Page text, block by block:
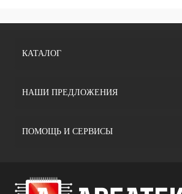
КАТАЛОГ
НАШИ ПРЕДЛОЖЕНИЯ
ПОМОЩЬ И СЕРВИСЫ